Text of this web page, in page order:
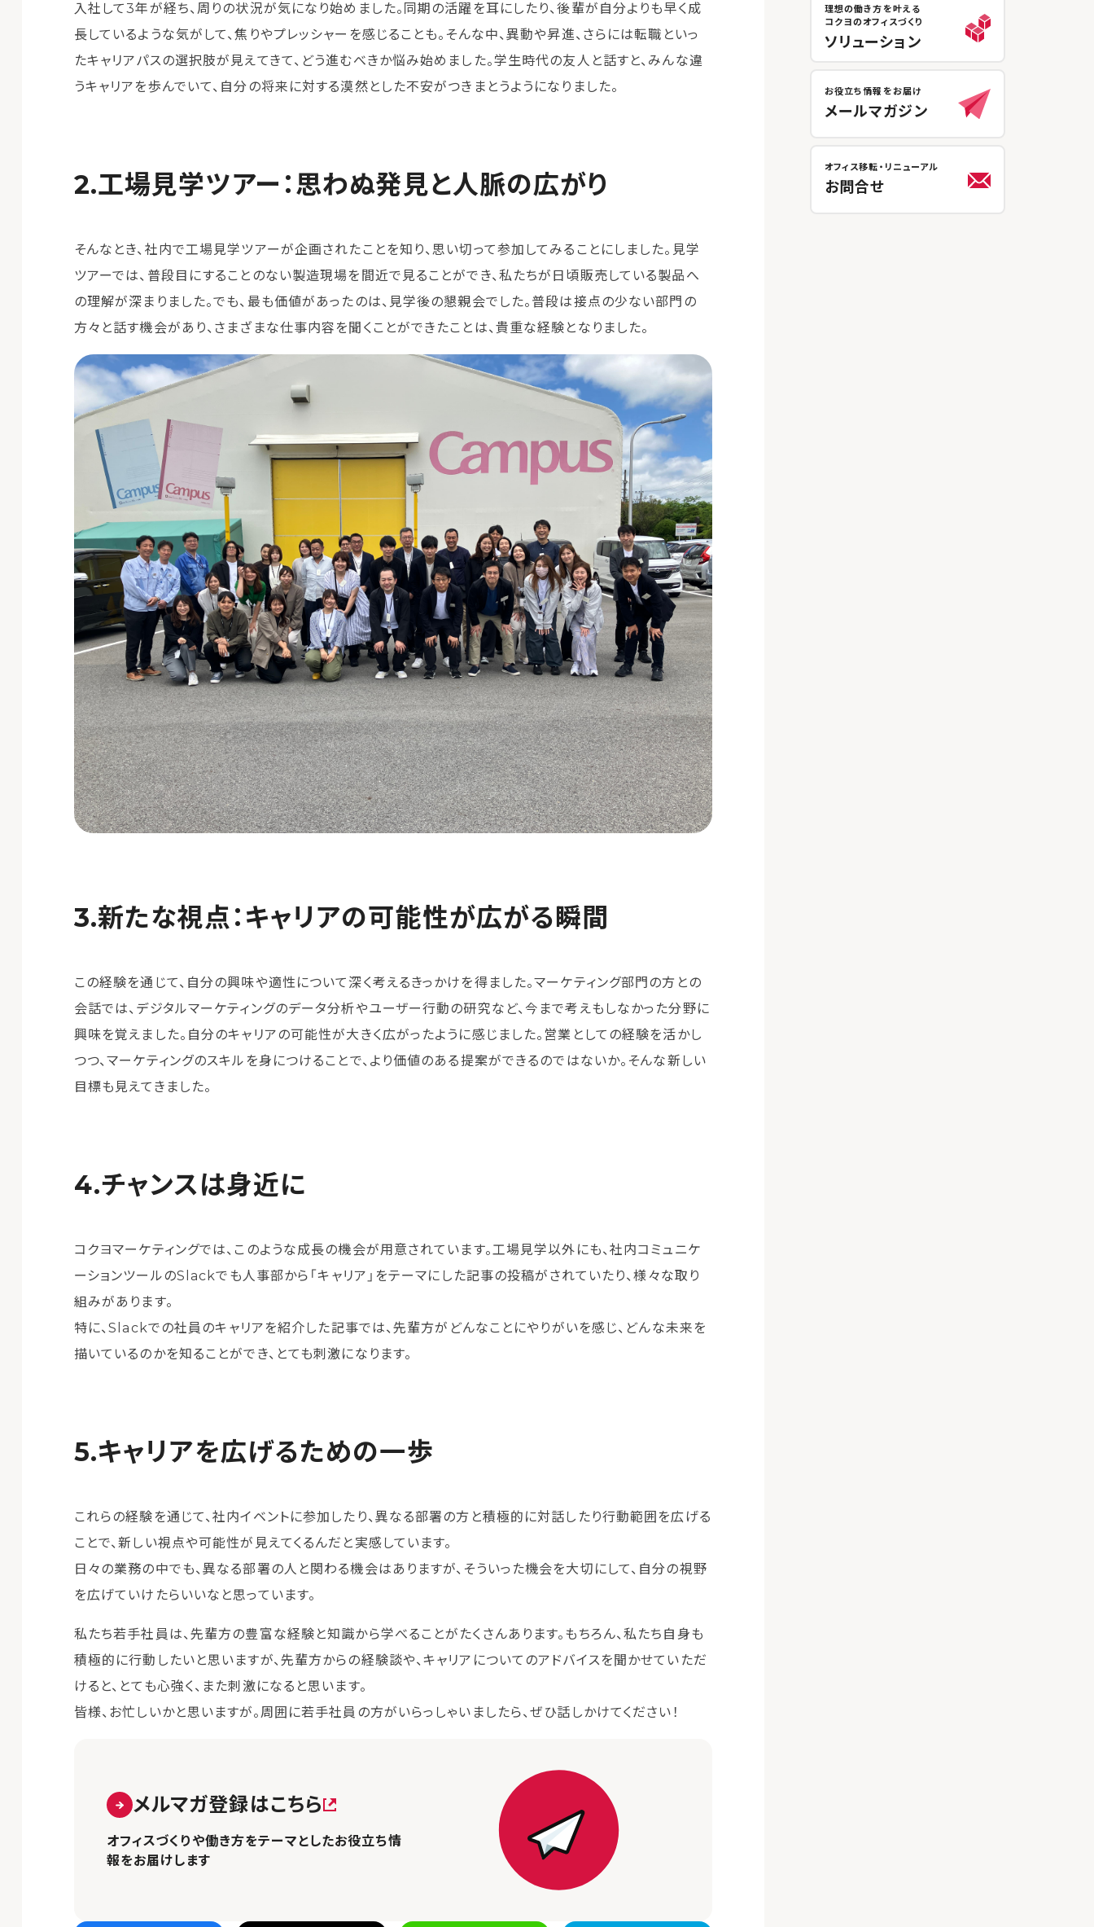
入社して3年が経ち、周りの状況が気になり始めました。同期の活躍を耳にしたり、後輩が自分よりも早く成
長しているような気がして、焦りやプレッシャーを感じることも。そんな中、異動や昇進、さらには転職といっ
たキャリアパスの選択肢が見えてきて、どう進むべきか悩み始めました。学生時代の友人と話すと、みんな違
うキャリアを歩んでいて、自分の将来に対する漠然とした不安がつきまとうようになりました。
工場見学ツアー：思わぬ発見と人脈の広がり
そんなとき、社内で工場見学ツアーが企画されたことを知り、思い切って参加してみることにしました。見学
ツアーでは、普段目にすることのない製造現場を間近で見ることができ、私たちが日頃販売している製品へ
の理解が深まりました。でも、最も価値があったのは、見学後の懇親会でした。普段は接点の少ない部門の
方々と話す機会があり、さまざまな仕事内容を聞くことができたことは、貴重な経験となりました。
新たな視点：キャリアの可能性が広がる瞬間
この経験を通じて、自分の興味や適性について深く考えるきっかけを得ました。マーケティング部門の方との
会話では、デジタルマーケティングのデータ分析やユーザー行動の研究など、今まで考えもしなかった分野に
興味を覚えました。自分のキャリアの可能性が大きく広がったように感じました。営業としての経験を活かし
つつ、マーケティングのスキルを身につけることで、より価値のある提案ができるのではないか。そんな新しい
目標も見えてきました。
チャンスは身近に
コクヨマーケティングでは、このような成長の機会が用意されています。工場見学以外にも、社内コミュニケ
ーションツールのSlackでも人事部から「キャリア」をテーマにした記事の投稿がされていたり、様々な取り
組みがあります。
特に、Slackでの社員のキャリアを紹介した記事では、先輩方がどんなことにやりがいを感じ、どんな未来を
描いているのかを知ることができ、とても刺激になります。
キャリアを広げるための一歩
これらの経験を通じて、社内イベントに参加したり、異なる部署の方と積極的に対話したり行動範囲を広げる
ことで、新しい視点や可能性が見えてくるんだと実感しています。
日々の業務の中でも、異なる部署の人と関わる機会はありますが、そういった機会を大切にして、自分の視野
を広げていけたらいいなと思っています。
私たち若手社員は、先輩方の豊富な経験と知識から学べることがたくさんあります。もちろん、私たち自身も
積極的に行動したいと思いますが、先輩方からの経験談や、キャリアについてのアドバイスを聞かせていただ
けると、とても心強く、また刺激になると思います。
皆様、お忙しいかと思いますが。周囲に若手社員の方がいらっしゃいましたら、ぜひ話しかけてください！
メルマガ登録はこちら
オフィスづくりや働き方をテーマとしたお役立ち情
報をお届けします
理想の働き方を叶える
コクヨのオフィスづくり
ソリューション
お役立ち情報をお届け
メールマガジン
オフィス移転・リニューアル
お問合せ